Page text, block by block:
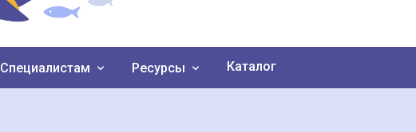
Специалистам Ресурсы Каталог